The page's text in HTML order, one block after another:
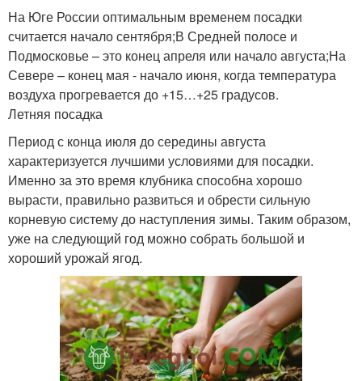
На Юге России оптимальным временем посадки
считается начало сентября;В Средней полосе и
Подмосковье – это конец апреля или начало августа;На
Севере – конец мая - начало июня, когда температура
воздуха прогревается до +15…+25 градусов.
Летняя посадка
Период с конца июля до середины августа
характеризуется лучшими условиями для посадки.
Именно за это время клубника способна хорошо
вырасти, правильно развиться и обрести сильную
корневую систему до наступления зимы. Таким образом,
уже на следующий год можно собрать большой и
хороший урожай ягод.